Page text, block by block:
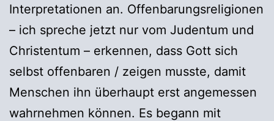
Interpretationen an. Offenbarungsreligionen
– ich spreche jetzt nur vom Judentum und
Christentum – erkennen, dass Gott sich
selbst offenbaren / zeigen musste, damit
Menschen ihn überhaupt erst angemessen
wahrnehmen können. Es begann mit